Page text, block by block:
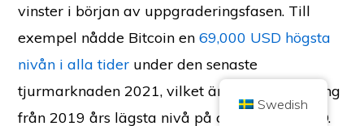
vinster i början av uppgraderingsfasen. Till
exempel nådde Bitcoin en69,000 USD högsta
nivån i alla tider under den senaste
tjurmarknaden 2021, vilket är en enorm ökning
från 2019 års lägsta nivå på cirka 3 600 USD.
omfattas inte av skydd enligt UK Financial Services Compensation Scheme
eller av den brittiska finansombudsmannens jurisdiktion. Investeringar i
kryptovalutor är förenade med risker och kryptovalutor kan öka i värde eller
förlora en del av eller hela värdet. Kapitalvinstskatt kan vara tillämplig på
KONTAKTA OSS
Swedish